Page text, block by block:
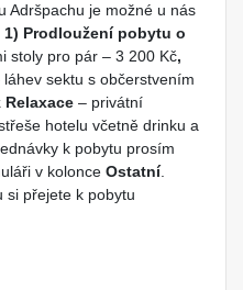
Adršpachu je možné u nás
1) Prodloužení pobytu o
stoly pro pár – 3 200 Kč,
sektu s občerstvením
Relaxace – privátní
hotelu včetně drinku a
k pobytu prosím
v kolonce Ostatní.
si přejete k pobytu